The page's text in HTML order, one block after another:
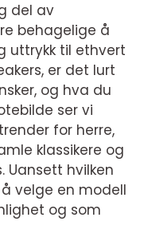
del av
behagelige å
uttrykk til ethvert
er det lurt
og hva du
ser vi
for herre,
klassikere og
Uansett hvilken
velge en modell
og som